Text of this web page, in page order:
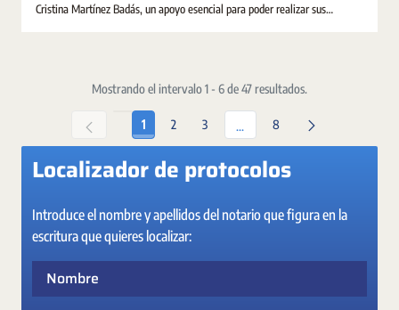
Cristina Martínez Badás, un apoyo esencial para poder realizar sus
Mostrando el intervalo 1 - 6 de 47 resultados.
Página
1 Página
2 Página
3 ... Páginas intermedias Use
Página
8
Localizador de protocolos
Introduce el nombre y apellidos del notario que figura en la
escritura que quieres localizar: